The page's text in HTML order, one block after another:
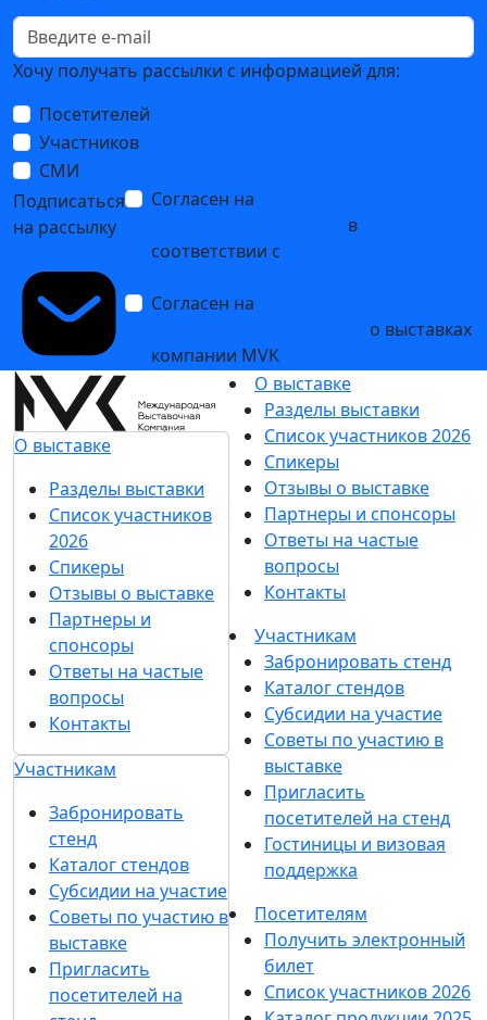
Хочу получать рассылки с информацией для:
Посетителей
Участников
СМИ
Подписаться
на рассылку
Согласен на
в
соответствии с
Согласен на
о выставках
компании MVK
О выставке
Разделы выставки
Список участников
2026
Спикеры
Отзывы о выставке
Партнеры и
спонсоры
Ответы на частые
вопросы
Контакты
Участникам
Забронировать
стенд
Каталог стендов
Субсидии на участие
Советы по участию в
выставке
Пригласить
посетителей на
О выставке
Разделы выставки
Список участников 2026
Спикеры
Отзывы о выставке
Партнеры и спонсоры
Ответы на частые
вопросы
Контакты
Участникам
Забронировать стенд
Каталог стендов
Субсидии на участие
Советы по участию в
выставке
Пригласить
посетителей на стенд
Гостиницы и визовая
поддержка
Посетителям
Получить электронный
билет
Список участников 2026